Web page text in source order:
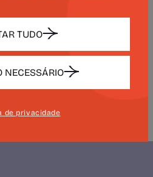
Simões, Delfim Leão
no site da
TUDO
NECESSÁRIO
de privacidade